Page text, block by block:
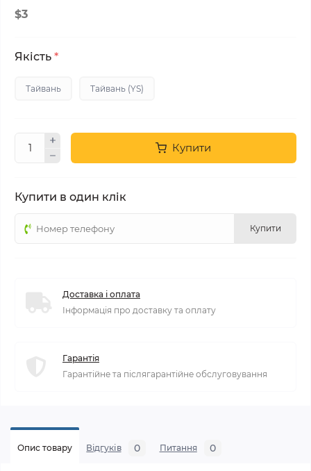
$3
Якість *
Тайвань Тайвань (YS)
Купити
Купити в один клік
Купити
Доставка і оплата
Інформація про доставку та оплату
Гарантія
Гарантійне та післягарантійне обслуговування
Опис товару Відгуків 0 Питання 0